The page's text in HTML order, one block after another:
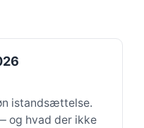
istandsættelse.
og hvad der ikke